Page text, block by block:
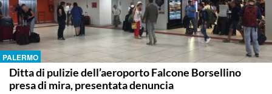
PALERMO
Ditta di pulizie dell’aeroporto Falcone Borsellino
presa di mira, presentata denuncia